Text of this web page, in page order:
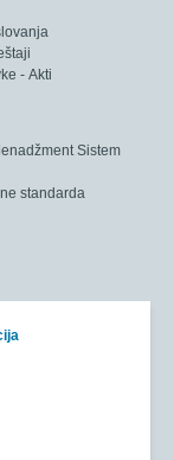
- Akti
Sistem
standarda